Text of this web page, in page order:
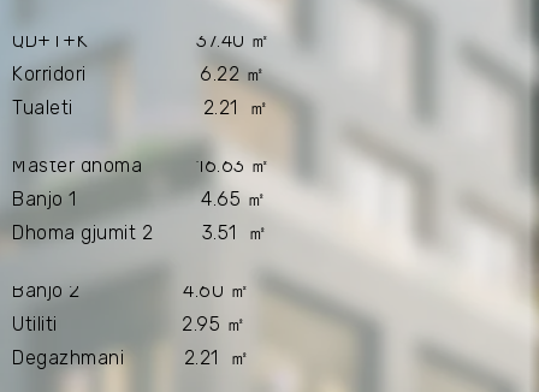
QD+T+K 37.40 ㎡
Korridori 6.22 ㎡
Tualeti 2.21 ㎡
Master dhoma 16.63 ㎡
Banjo 1 4.65 ㎡
Dhoma gjumit 2 3.51 ㎡
Banjo 2 4.60 ㎡
Utiliti 2.95 ㎡
Degazhmani 2.21 ㎡